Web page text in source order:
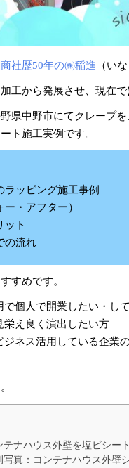
社歴50年の㈱稲進 （い
工から発展させ、現在
県中野市にてクレープ
ト施工実例です。
ラッピング施工事例
ー・アフター）
ット
の流れ
すめです。
で個人で開業したい・し
栄え良く演出したい方
ジネス活用している企業
テナハウス外壁を塩ビシー
写真：コンテナハウス外壁